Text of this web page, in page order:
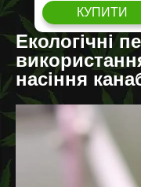
КУПИТИ
Екологічні
насіння